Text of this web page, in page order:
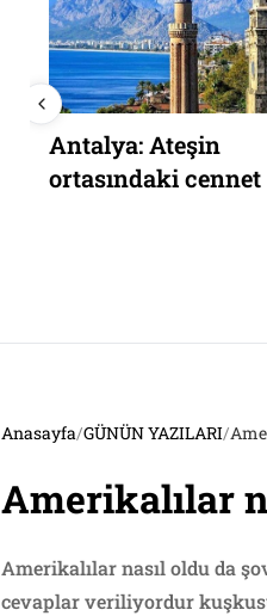
Antalya: Ateşin
ortasındaki cennet
Anasayfa/GÜNÜN YAZILARI/
Amerikalılar
Amerikalılar nasıl oldu da
cevaplar veriliyordur